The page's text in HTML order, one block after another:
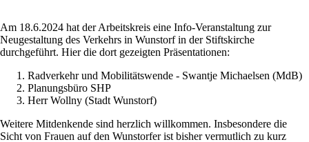
Am 18.6.2024 hat der Arbeitskreis eine Info-Veranstaltung zur
Neugestaltung des Verkehrs in Wunstorf in der Stiftskirche
durchgeführt. Hier die dort gezeigten Präsentationen:
Radverkehr und Mobilitätswende - Swantje Michaelsen (MdB)
Planungsbüro SHP
Herr Wollny (Stadt Wunstorf)
Weitere Mitdenkende sind herzlich willkommen. Insbesondere die
Sicht von Frauen auf den Wunstorfer ist bisher vermutlich zu kurz